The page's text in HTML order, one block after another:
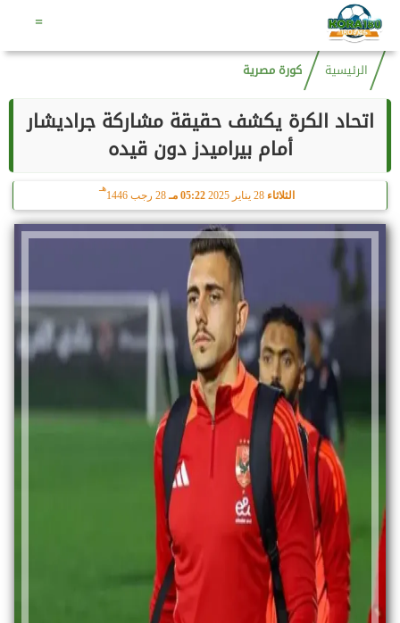
=
الرئيسية كورة مصرية
اتحاد الكرة يكشف حقيقة مشاركة جراديشار
أمام بيراميدز دون قيده
الثلاثاء 28 يناير 2025 05:22 مـ 28 رجب 1446
هـ